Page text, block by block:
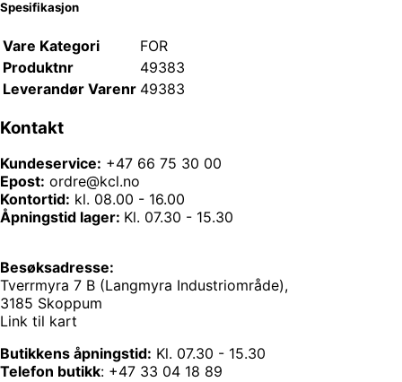
Spesifikasjon
Vare Kategori
FOR
Produktnr
49383
Leverandør Varenr 49383
Kontakt
Kundeservice: +47 66 75 30 00
Epost: ordre@kcl.no
Kontortid: kl. 08.00 - 16.00
Åpningstid lager: Kl. 07.30 - 15.30
Besøksadresse:
Tverrmyra 7 B (Langmyra Industriområde),
3185 Skoppum
Link til kart
Butikkens åpningstid: Kl. 07.30 - 15.30
Telefon butikk: +47 33 04 18 89